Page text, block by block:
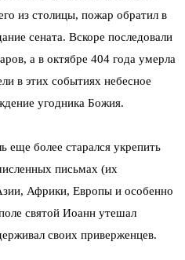
из столицы, пожар обратил в
сената. Вскоре последовали
а в октябре 404 года умерла
в этих событиях небесное
угодника Божия.
еще более старался укрепить
письмах (их
Африки, Европы и особенно
святой Иоанн утешал
своих приверженцев.